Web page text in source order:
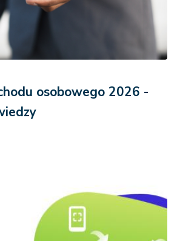
osobowego 2026 -